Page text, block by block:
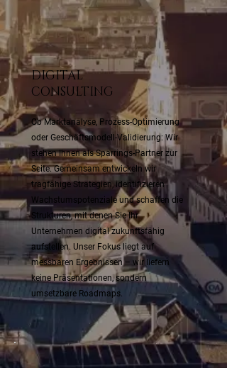
DIGITAL
CONSULTING
Ob Marktanalyse, Prozess-Optimierung
oder Geschäftsmodell-Validierung: Wir
stehen Ihnen als Sparrings-Partner zur
Seite. Gemeinsam entwickeln wir
tragfähige Strategien, identifizieren
Wachstums­potenziale und schaffen die
Strukturen, mit denen Sie Ihr
Unternehmen digital zukunfts­fähig
aufstellen. Unser Fokus liegt auf
messbaren Ergebnissen – wir liefern
keine Präsentationen, sondern
umsetzbare Roadmaps.